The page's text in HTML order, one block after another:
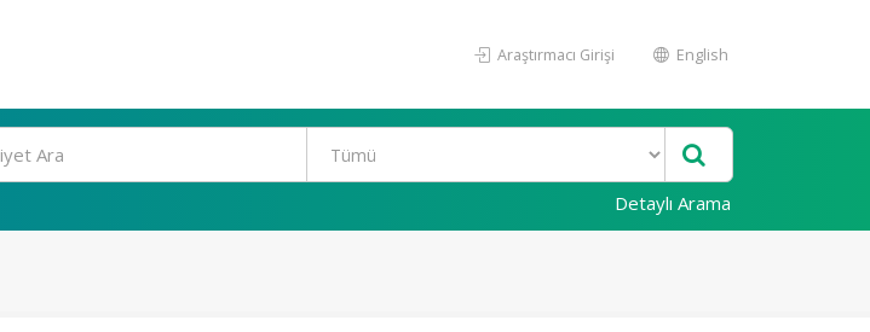
Araştırmacı Girişi English
Detaylı Arama